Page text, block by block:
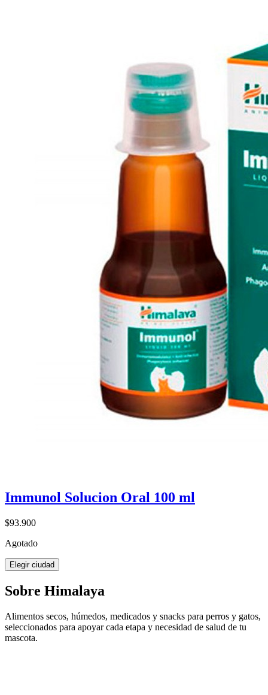
Immunol Solucion Oral 100 ml
$93.900
Agotado
Elegir ciudad
Sobre Himalaya
Alimentos secos, húmedos, medicados y snacks para perros y gatos,
seleccionados para apoyar cada etapa y necesidad de salud de tu
mascota.